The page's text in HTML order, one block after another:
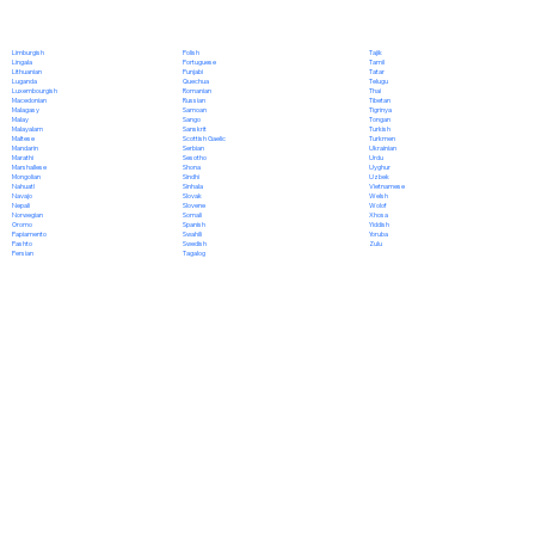
Limburgish
Lingala
Lithuanian
Luganda
Luxembourgish
Macedonian
Malagasy
Malay
Malayalam
Maltese
Mandarin
Marathi
Marshallese
Mongolian
Nahuatl
Navajo
Nepali
Norwegian
Oromo
Papiamento
Pashto
Persian
Polish
Portuguese
Punjabi
Quechua
Romanian
Russian
Samoan
Sango
Sanskrit
Scottish Gaelic
Serbian
Sesotho
Shona
Sindhi
Sinhala
Slovak
Slovene
Somali
Spanish
Swahili
Swedish
Tagalog
Tajik
Tamil
Tatar
Telugu
Thai
Tibetan
Tigrinya
Tongan
Turkish
Turkmen
Ukrainian
Urdu
Uyghur
Uzbek
Vietnamese
Welsh
Wolof
Xhosa
Yiddish
Yoruba
Zulu